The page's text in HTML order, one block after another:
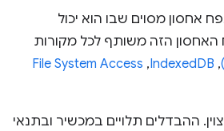
אחסון מסוים שבו הוא יכול
הזה משותף לכל מקורות
,‏
IndexedDB
,‏
File System Access
ההבדלים תלויים במכשיר ובתנאי